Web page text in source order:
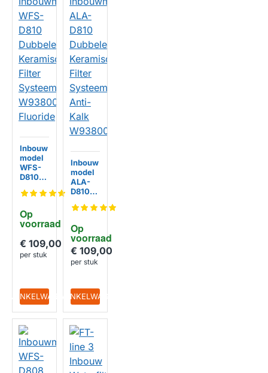
Op
voorraad
Inbouw
model
WFS-
D810
e
sche
Filter
m
W9380
€ 109,00
per stuk
IN WINKELWAGEN HUISMERK
Op
voorraad
Inbouw
model
ALA-
D810
e
sche
Filter
Systee
m Anti-
Kalk
010
€ 109,00
per stuk
IN WINKELWAGEN